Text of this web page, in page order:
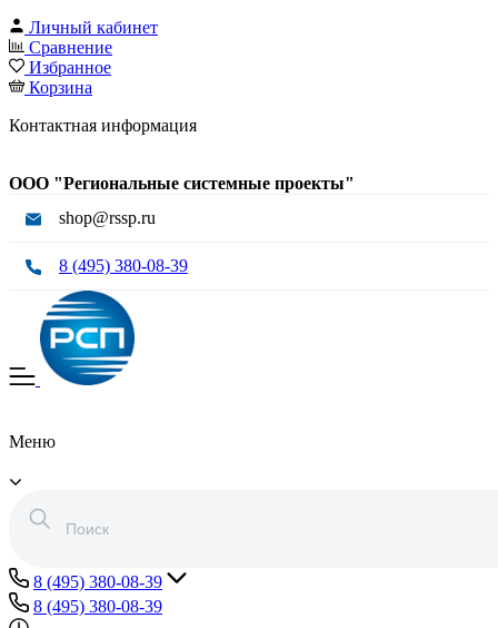
Личный кабинет
Сравнение
Избранное
Корзина
Контактная информация
ООО "Региональные системные проекты"
shop@rssp.ru
8 (495) 380-08-39
Меню
8 (495) 380-08-39
8 (495) 380-08-39